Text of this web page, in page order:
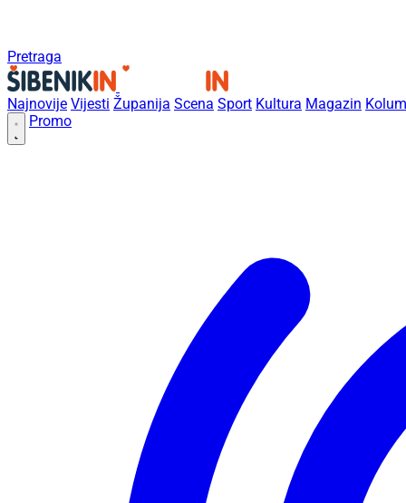
Pretraga
Najnovije Vijesti Županija Scena Sport Kultura Magazin
Promo